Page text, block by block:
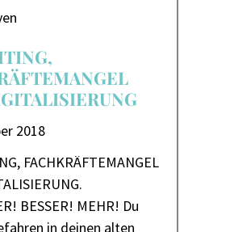
2018
FACHKRÄFTEMANGEL
BESSER! MEHR!​ Du
in deinen alten